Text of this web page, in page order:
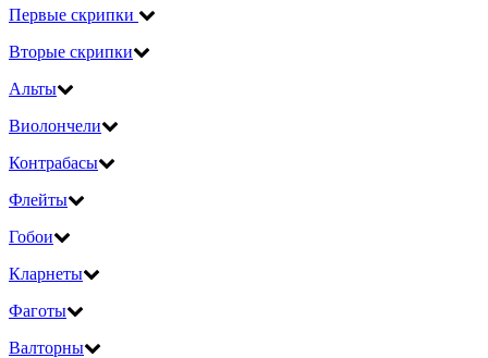
Первые скрипки
Вторые скрипки
Альты
Виолончели
Контрабасы
Флейты
Гобои
Кларнеты
Фаготы
Валторны